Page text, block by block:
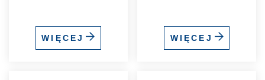
WIĘCEJ WIĘCEJ